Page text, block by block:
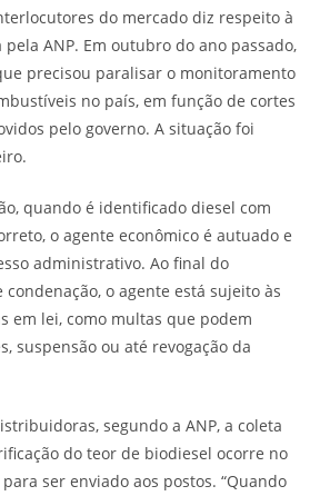
do mercado diz respeito à
ANP. Em outubro do ano passado,
precisou paralisar o monitoramento
no país, em função de cortes
pelo governo. A situação foi
quando é identificado diesel com
o agente econômico é autuado e
administrativo. Ao final do
condenação, o agente está sujeito às
em lei, como multas que podem
suspensão ou até revogação da
segundo a ANP, a coleta
do teor de biodiesel ocorre no
ser enviado aos postos. “Quando